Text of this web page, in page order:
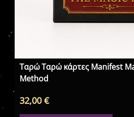
Ταρώ Ταρώ κάρτες Manifest
Μethod
32,00€